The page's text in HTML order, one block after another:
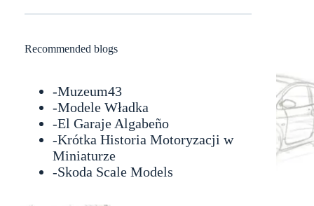
Recommended blogs
-Muzeum43
-Modele Władka
-El Garaje Algabeño
-Krótka Historia Motoryzacji w
Miniaturze
-Skoda Scale Models